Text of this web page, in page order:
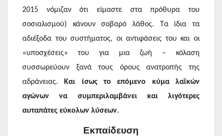
2015 νόμιζαν ότι είμαστε στα πρόθυρα του
σοσιαλισμού) κάνουν σοβαρό λάθος. Τα ίδια τα
αδιέξοδα του συστήματος, οι αντιφάσεις του και οι
«υποσχέσεις» του για μια ζωή – κόλαση
συσσωρεύουν ξανά τους όρους ανατροπής της
αδράνειας.
Και ίσως το επόμενο κύμα λαϊκών
αγώνων να συμπεριλαμβάνει και λιγότερες
αυταπάτες εύκολων λύσεων.
Εκπαίδευση